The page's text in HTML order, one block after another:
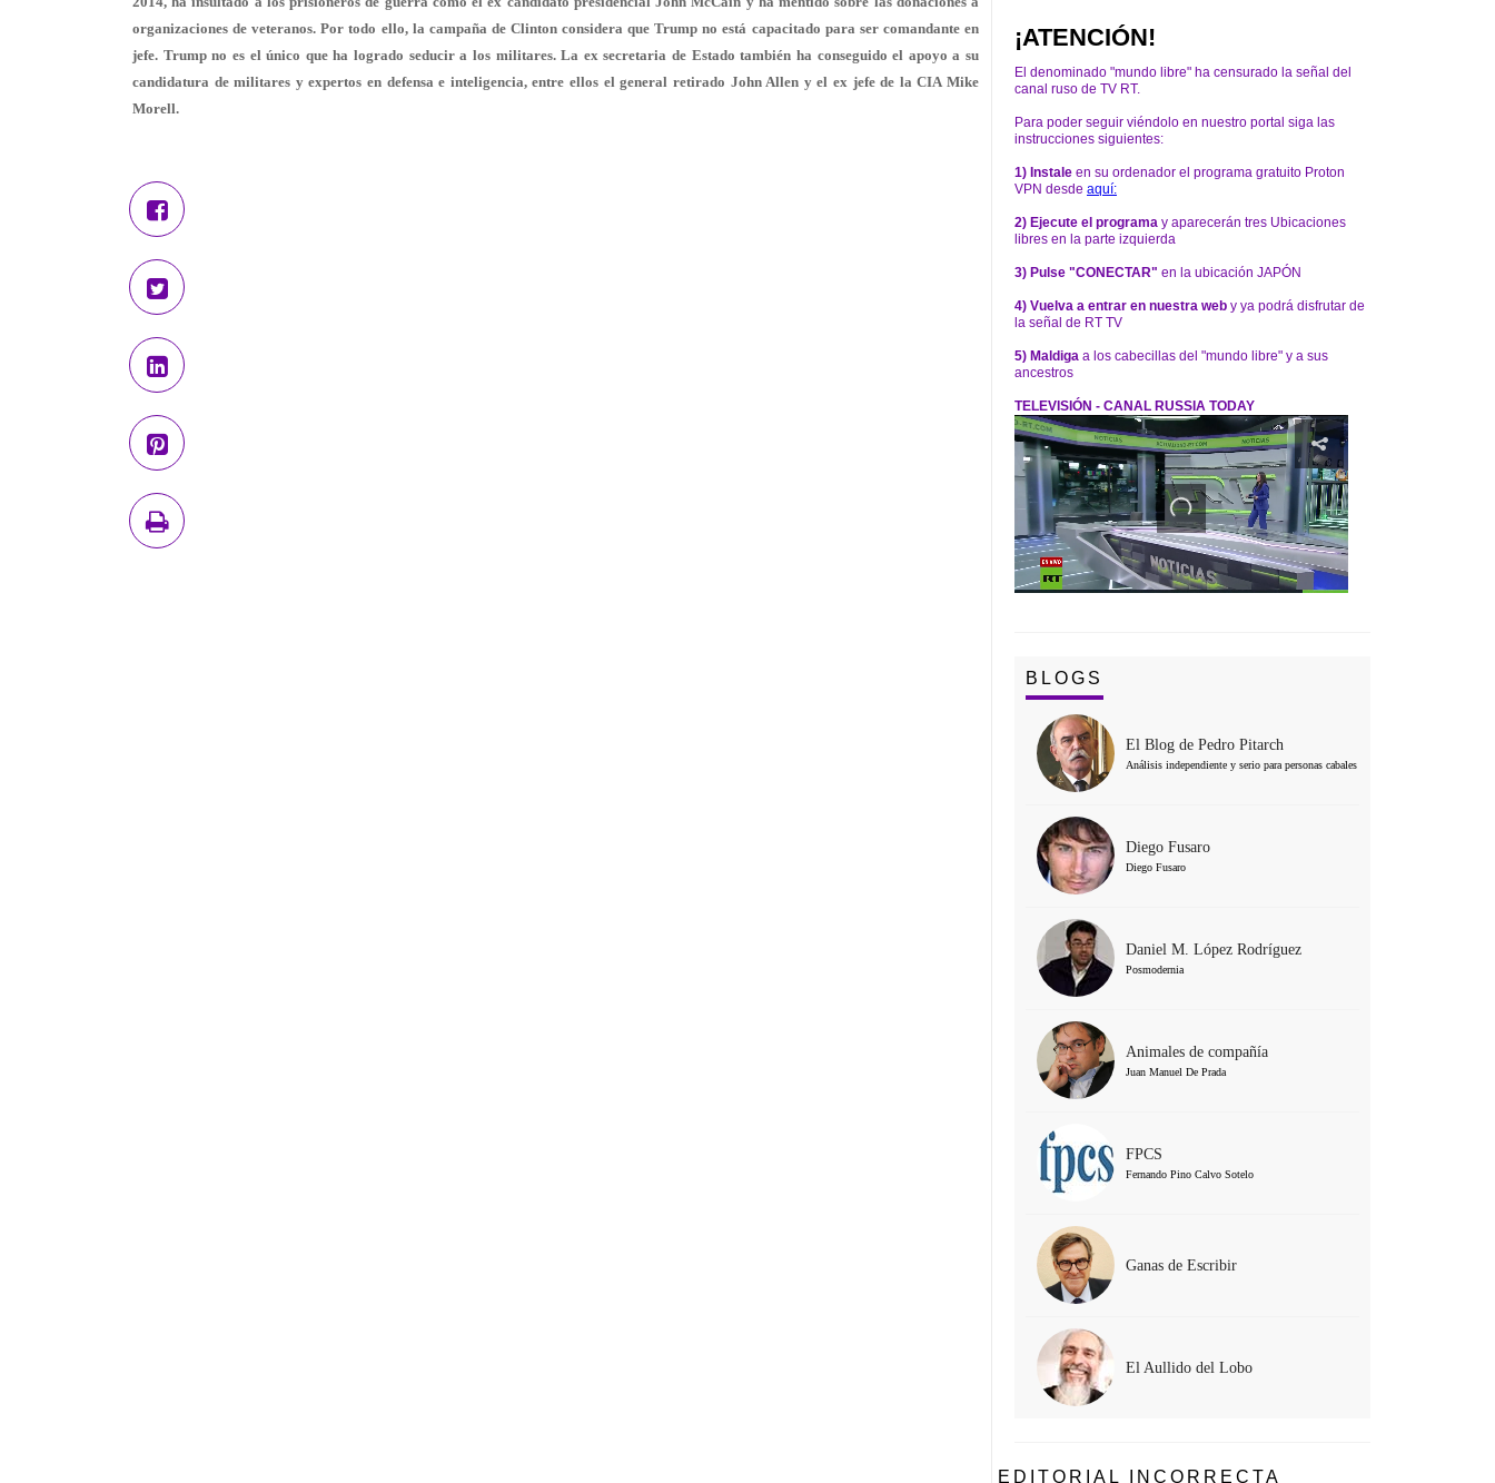
organizaciones de veteranos. Por todo ello, la campaña de Clinton considera que Trump no está capacitado para ser comandante en
jefe. Trump no es el único que ha logrado seducir a los militares. La ex secretaria de Estado también ha conseguido el apoyo a su
candidatura de militares y expertos en defensa e inteligencia, entre ellos el general retirado John Allen y el ex jefe de la CIA Mike
Morell.
¡ATENCIÓN!
El denominado "mundo libre" ha censurado la señal del
canal ruso de TV RT.
Para poder seguir viéndolo en nuestro portal siga las
instrucciones siguientes:
1) Instale en su ordenador el programa gratuito Proton
VPN desde aquí:
2) Ejecute el programa y aparecerán tres Ubicaciones
libres en la parte izquierda
3) Pulse "CONECTAR" en la ubicación JAPÓN
4) Vuelva a entrar en nuestra web y ya podrá disfrutar de
la señal de RT TV
5) Maldiga a los cabecillas del "mundo libre" y a sus
ancestros
TELEVISIÓN - CANAL RUSSIA TODAY
BLOGS
El Blog de Pedro Pitarch
Análisis independiente y serio para personas cabales
Diego Fusaro
Diego Fusaro
Daniel M. López Rodríguez
Posmodernia
Animales de compañía
Juan Manuel De Prada
FPCS
Fernando Pino Calvo Sotelo
Ganas de Escribir
El Aullido del Lobo
EDITORIAL INCORRECTA